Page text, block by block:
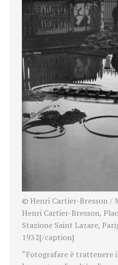
© Henri Cartier-Bresson /
Henri Cartier-Bresson,
Stazione Saint Lazare,
1932[/caption]
“Fotografare è trattenere